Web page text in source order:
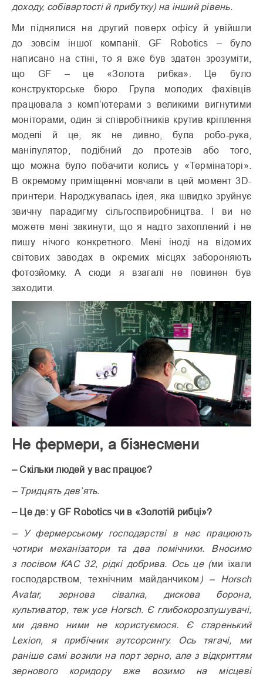
доходу, собівартості й прибутку) на інший рівень.
Ми піднялися на другий поверх офісу й увійшли
до зовсім іншої компанії. GF Robotics – було
написано на стіні, то я вже був здатен зрозуміти,
що GF – це «Золота рибка». Це було
конструкторське бюро. Група молодих фахівців
працювала з комп’ютерами з великими вигнутими
моніторами, один зі співробітників крутив кріплення
моделі й це, як не дивно, була робо-рука,
маніпулятор, подібний до протезів або того,
що можна було побачити колись у «Термінаторі».
В окремому приміщенні мовчали в цей момент 3D-
принтери. Народжувалась ідея, яка швидко зруйнує
звичну парадигму сільгоспвиробництва. І ви не
можете мені закинути, що я надто захоплений і не
пишу нічого конкретного. Мені іноді на відомих
світових заводах в окремих місцях забороняють
фотозйомку. А сюди я взагалі не повинен був
заходити.
Не фермери, а бізнесмени
– Скільки людей у вас працює?
– Тридцять дев’ять.
– Це де: у GF Robotics чи в «Золотій рибці»?
– У фермерському господарстві в нас працюють
чотири механізатори та два помічники. Вносимо
з посівом КАС 32, рідкі добрива. Ось це (ми їхали
господарством, технічним майданчиком ) – Horsch
Avatar, зернова сівалка, дискова борона,
культиватор, теж усе Horsch. Є глибокорозпушувачі,
ми давно ними не користуємося. Є старенький
Lexion, я прибічник аутсорсингу. Ось тягачі, ми
раніше самі возили на порт зерно, але з відкриттям
зернового коридору вже возимо на місцеві